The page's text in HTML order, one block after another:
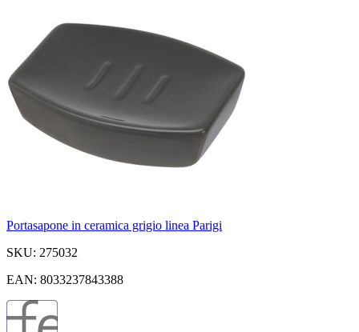
Portasapone in ceramica grigio linea Parigi
SKU: 275032
EAN: 8033237843388